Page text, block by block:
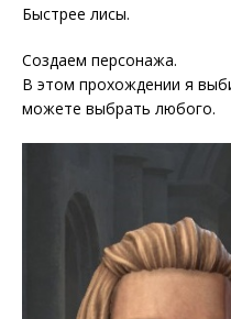
Быстрее лисы.
Создаем персонажа.
В этом прохождении я
можете выбрать любого.